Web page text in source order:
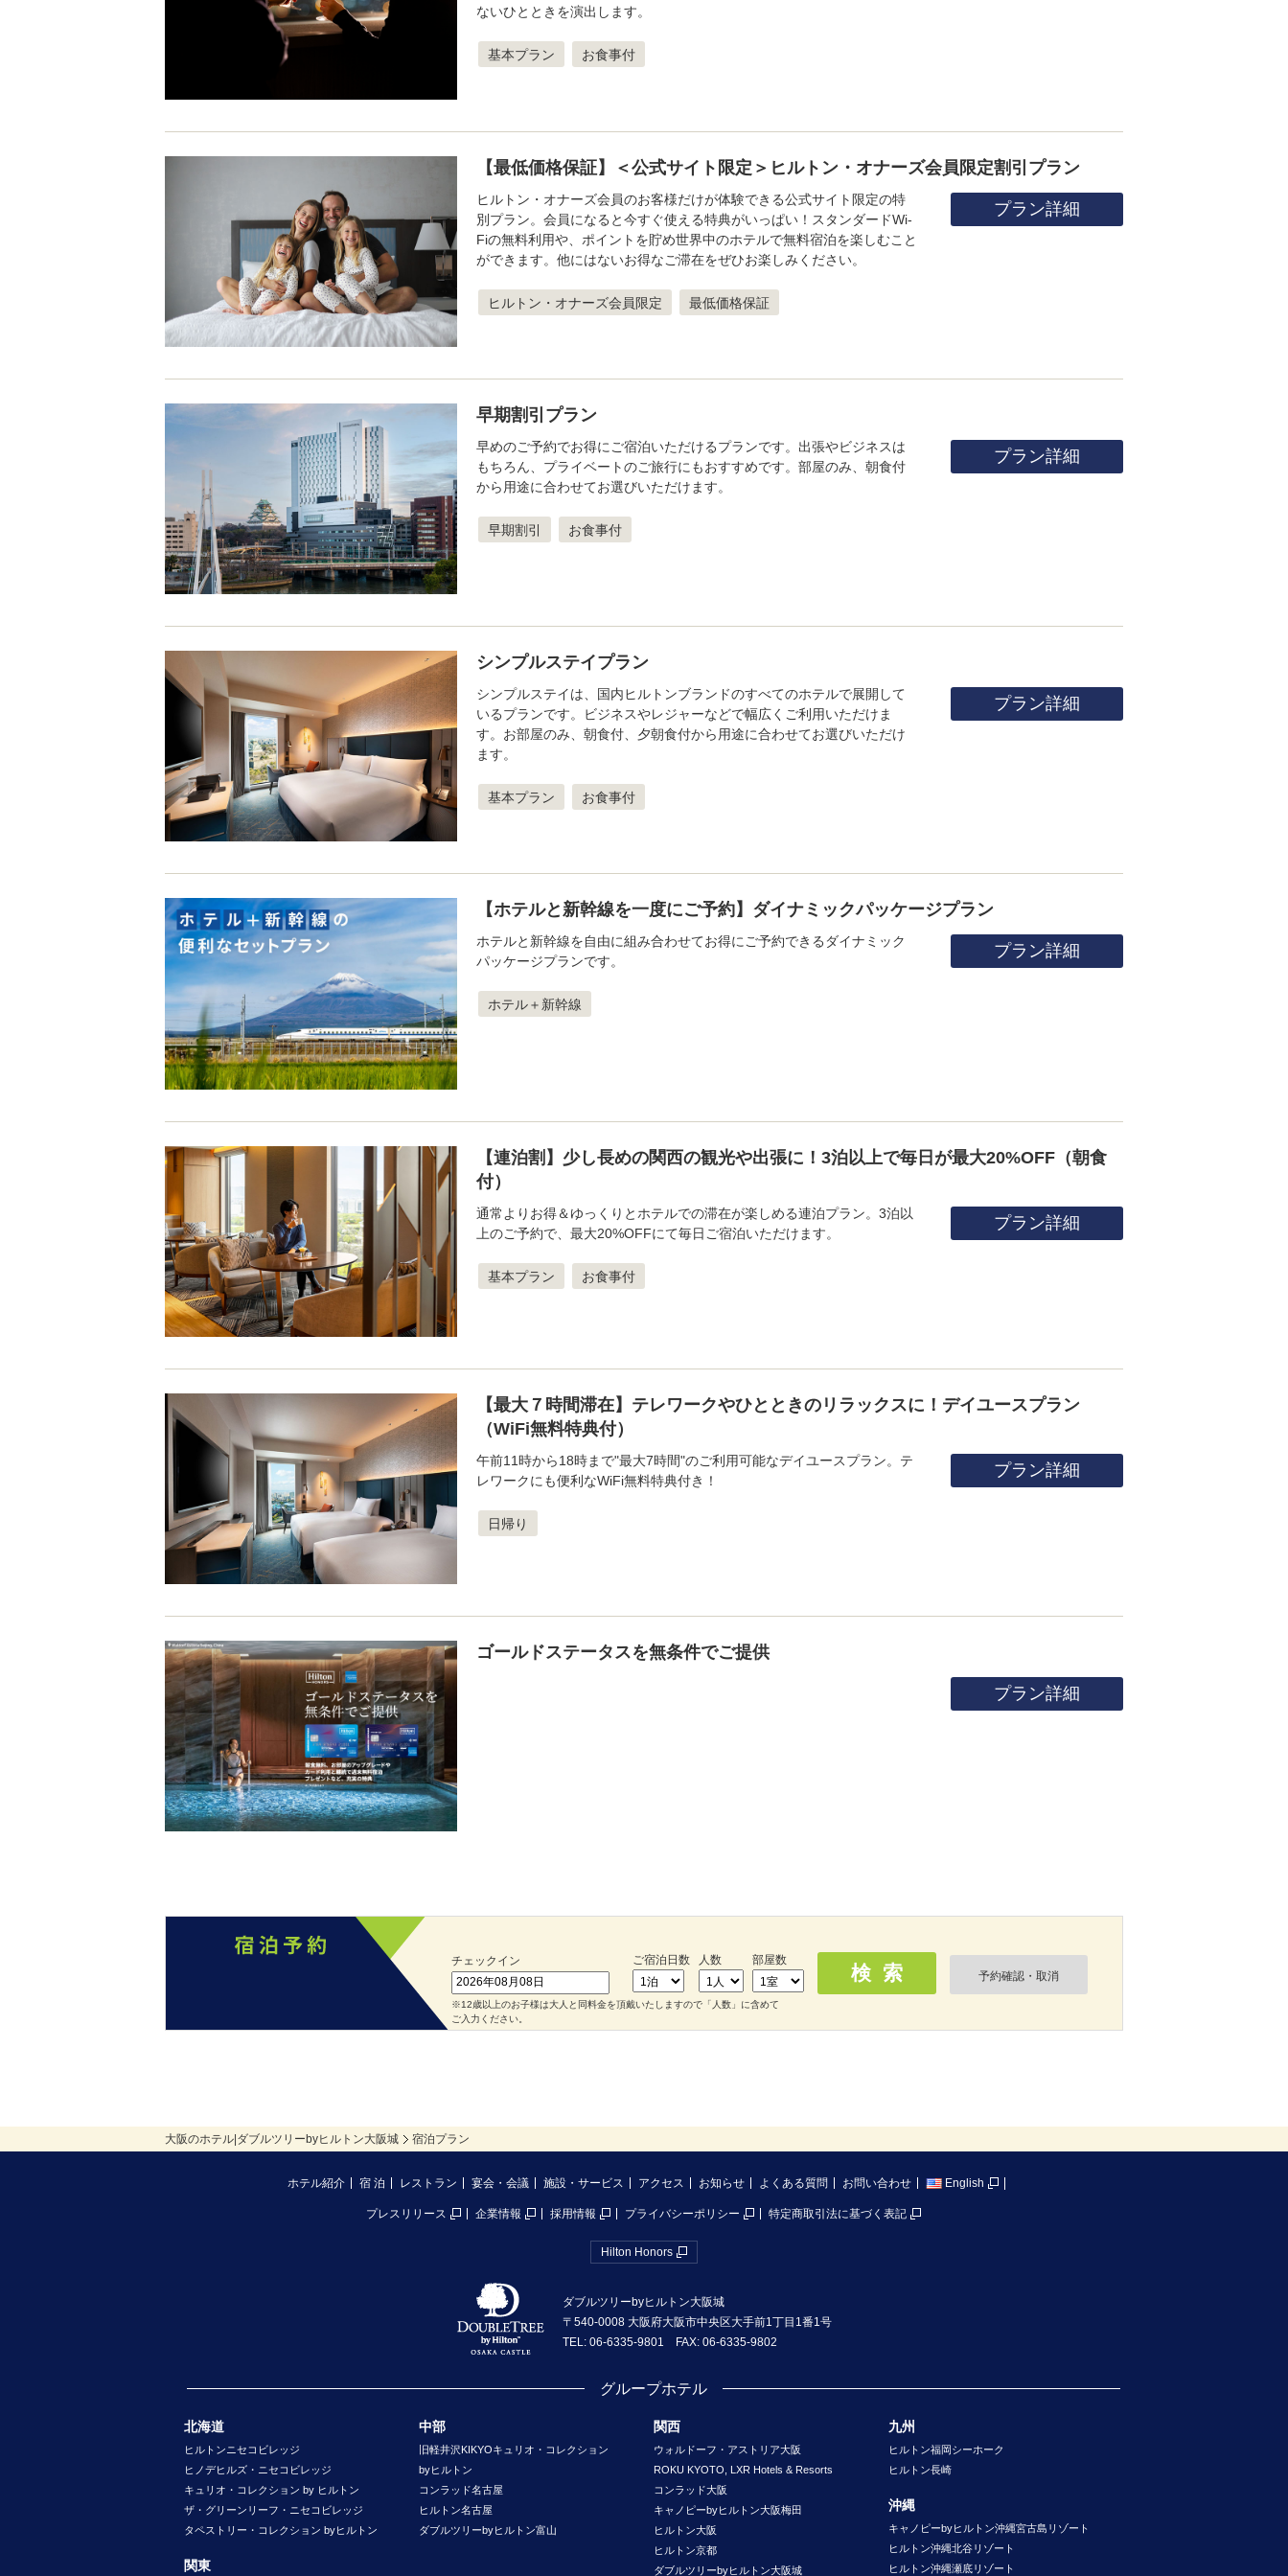
ないひとときを演出します。
基本プラン お食事付
【最低価格保証】＜公式サイト限定＞ヒルトン・オナーズ会員限定割引プラン
ヒルトン・オナーズ会員のお客様だけが体験できる公式サイト限定の特
別プラン。会員になると今すぐ使える特典がいっぱい！スタンダードWi-
Fiの無料利用や、ポイントを貯め世界中のホテルで無料宿泊を楽しむこと
ができます。他にはないお得なご滞在をぜひお楽しみください。
ヒルトン・オナーズ会員限定 最低価格保証
プラン詳細
早期割引プラン
早めのご予約でお得にご宿泊いただけるプランです。出張やビジネスは
もちろん、プライベートのご旅行にもおすすめです。部屋のみ、朝食付
から用途に合わせてお選びいただけます。
早期割引 お食事付
プラン詳細
シンプルステイプラン
シンプルステイは、国内ヒルトンブランドのすべてのホテルで展開して
いるプランです。ビジネスやレジャーなどで幅広くご利用いただけま
す。お部屋のみ、朝食付、夕朝食付から用途に合わせてお選びいただけ
ます。
基本プラン お食事付
プラン詳細
【ホテルと新幹線を一度にご予約】ダイナミックパッケージプラン
ホテルと新幹線を自由に組み合わせてお得にご予約できるダイナミック
パッケージプランです。
ホテル＋新幹線
プラン詳細
【連泊割】少し長めの関西の観光や出張に！3泊以上で毎日が最大20%OFF（朝食
付）
通常よりお得＆ゆっくりとホテルでの滞在が楽しめる連泊プラン。3泊以
上のご予約で、最大20%OFFにて毎日ご宿泊いただけます。
基本プラン お食事付
プラン詳細
【最大７時間滞在】テレワークやひとときのリラックスに！デイユースプラン
（WiFi無料特典付）
午前11時から18時まで"最大7時間"のご利用可能なデイユースプラン。テ
レワークにも便利なWiFi無料特典付き！
日帰り
プラン詳細
ゴールドステータスを無条件でご提供
プラン詳細
チェックイン ご宿泊日数 人数
部屋数
予約確認・取消
※12歳以上のお子様は大人と同料金を頂戴いたしますので「人数」に含めて
ご入力ください。
大阪のホテル|ダブルツリーbyヒルトン大阪城 宿泊プラン
ホテル紹介 宿 泊 レストラン 宴会・会議 施設・サービス アクセス お知らせ よくある質問 お問い合わせ English
プレスリリース 企業情報 採用情報 プライバシーポリシー 特定商取引法に基づく表記
Hilton Honors
ダブルツリーbyヒルトン大阪城
〒540-0008 大阪府大阪市中央区大手前1丁目1番1号
TEL: 06-6335-9801 FAX: 06-6335-9802
グループホテル
北海道
ヒルトンニセコビレッジ
ヒノデヒルズ・ニセコビレッジ
キュリオ・コレクション by ヒルトン
ザ・グリーンリーフ・ニセコビレッジ
タペストリー・コレクション byヒルトン
関東
中部
旧軽井沢KIKYOキュリオ・コレクション
byヒルトン
コンラッド名古屋
ヒルトン名古屋
ダブルツリーbyヒルトン富山
関西
ウォルドーフ・アストリア大阪
ROKU KYOTO, LXR Hotels & Resorts
コンラッド大阪
キャノピーbyヒルトン大阪梅田
ヒルトン大阪
ヒルトン京都
ダブルツリーbyヒルトン大阪城
九州
ヒルトン福岡シーホーク
ヒルトン長崎
沖縄
キャノピーbyヒルトン沖縄宮古島リゾート
ヒルトン沖縄北谷リゾート
ヒルトン沖縄瀬底リゾート